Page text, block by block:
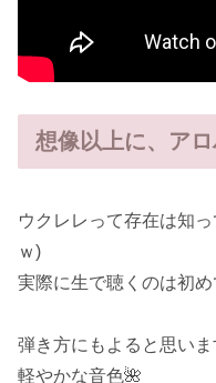
想像以上に、ア
ウクレレって存在は知
ｗ)
実際に生で聴くのは初め
弾き方にもよると思いま
軽やかな音色🌺